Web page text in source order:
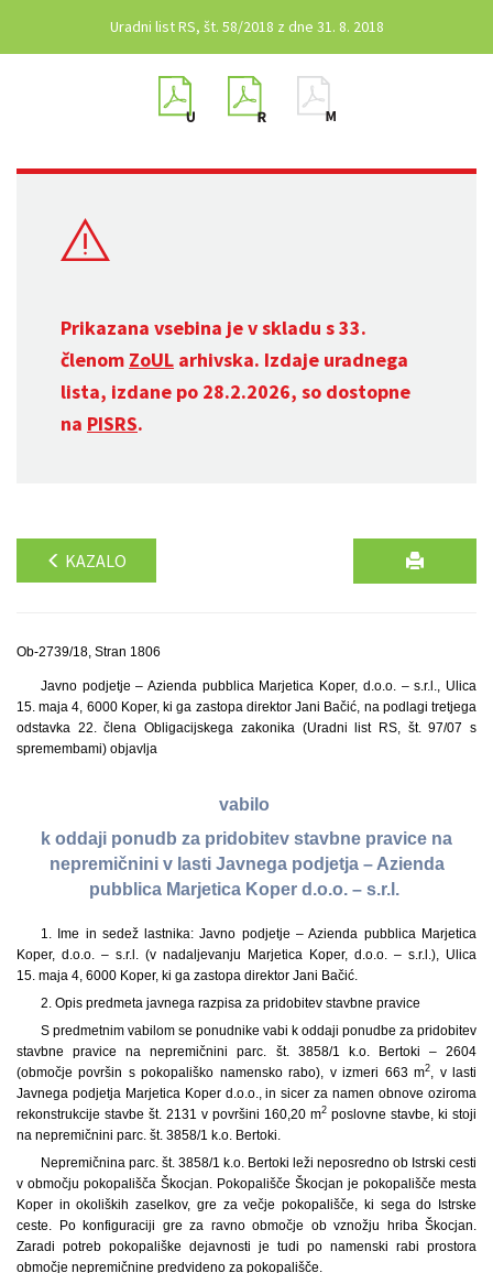
Uradni list RS, št. 58/2018 z dne 31. 8. 2018
Prikazana vsebina je v skladu s 33.
členom ZoUL arhivska. Izdaje uradnega
lista, izdane po 28.2.2026, so dostopne
na PISRS.
KAZALO
Ob-2739/18, Stran 1806
Javno podjetje – Azienda pubblica Marjetica Koper, d.o.o. – s.r.l., Ulica
15. maja 4, 6000 Koper, ki ga zastopa direktor Jani Bačić, na podlagi tretjega
odstavka 22. člena Obligacijskega zakonika (Uradni list RS, št. 97/07 s
spremembami) objavlja
vabilo
k oddaji ponudb za pridobitev stavbne pravice na
nepremičnini v lasti Javnega podjetja – Azienda
pubblica Marjetica Koper d.o.o. – s.r.l.
1. Ime in sedež lastnika: Javno podjetje – Azienda pubblica Marjetica
Koper, d.o.o. – s.r.l. (v nadaljevanju Marjetica Koper, d.o.o. – s.r.l.), Ulica
15. maja 4, 6000 Koper, ki ga zastopa direktor Jani Bačić.
2. Opis predmeta javnega razpisa za pridobitev stavbne pravice
S predmetnim vabilom se ponudnike vabi k oddaji ponudbe za pridobitev
stavbne pravice na nepremičnini parc. št. 3858/1 k.o. Bertoki – 2604
(območje površin s pokopališko namensko rabo), v izmeri 663 m2, v lasti
Javnega podjetja Marjetica Koper d.o.o., in sicer za namen obnove oziroma
rekonstrukcije stavbe št. 2131 v površini 160,20 m2 poslovne stavbe, ki stoji
na nepremičnini parc. št. 3858/1 k.o. Bertoki.
Nepremičnina parc. št. 3858/1 k.o. Bertoki leži neposredno ob Istrski cesti
v območju pokopališča Škocjan. Pokopališče Škocjan je pokopališče mesta
Koper in okoliških zaselkov, gre za večje pokopališče, ki sega do Istrske
ceste. Po konfiguraciji gre za ravno območje ob vznožju hriba Škocjan.
Zaradi potreb pokopališke dejavnosti je tudi po namenski rabi prostora
območje nepremičnine predvideno za pokopališče.